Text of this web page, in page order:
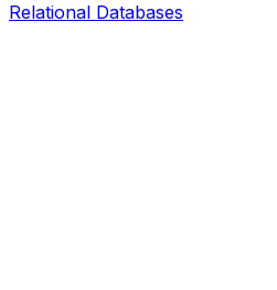
Relational Databases